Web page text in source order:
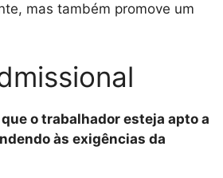
mas também promove um
o trabalhador esteja apto a
às exigências da